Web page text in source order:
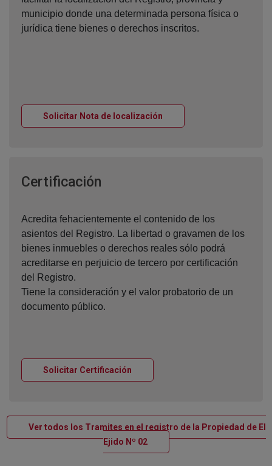
municipio donde una determinada persona física o
jurídica tiene bienes o derechos inscritos.
Solicitar Nota de localización
Certificación
Acredita fehacientemente el contenido de los
asientos del Registro. La libertad o gravamen de los
bienes inmuebles o derechos reales sólo podrá
acreditarse en perjuicio de tercero por certificación
del Registro.
Tiene la consideración y el valor probatorio de un
documento público.
Solicitar Certificación
Ver todos los Tramites en el registro de la Propiedad de El
Ejido Nº 02Ventana nueva